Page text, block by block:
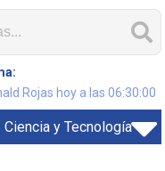
Rojas hoy a las 06:30:00
Ciencia y Tecnología